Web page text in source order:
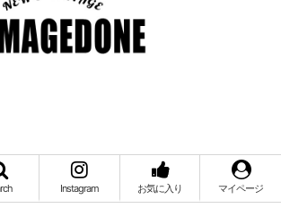
Instagram お気に入り マイページ